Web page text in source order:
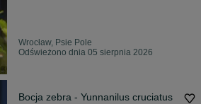
Wrocław, Psie Pole
Odświeżono dnia 05 sierpnia 2026
Bocja zebra - Yunnanilus cruciatus